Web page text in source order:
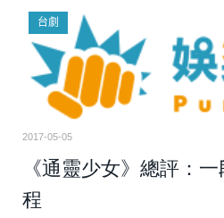
台劇
2017-05-05
《通靈少女》總評：
程